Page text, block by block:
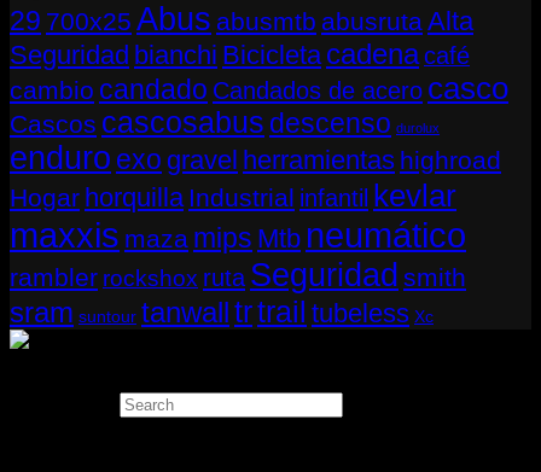
29 700x25 Abus abusmtb abusrutaAlta
Seguridad bianchi Bicicleta cadenacafé
cambio candado Candados de acero casco
Cascos cascosabus descenso durolux
enduro exo gravel herramientas highroad
Hogar horquilla Industrial infantil kevlar
maxxis maza mips Mtb neumático
rambler rockshox ruta Seguridad smith
sram suntour tanwalltrtrail tubeless Xc